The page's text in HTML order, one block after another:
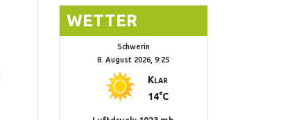
WETTER
Schwerin
8. August 2026, 9:25
Klar
14°C